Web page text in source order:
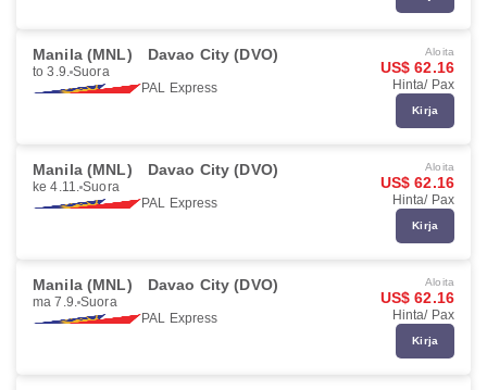
Manila (MNL) Davao City (DVO)
to 3.9. Suora
PAL Express
Aloita
US$ 62.16
Hinta/ Pax
Kirja
Manila (MNL) Davao City (DVO)
ke 4.11. Suora
PAL Express
Aloita
US$ 62.16
Hinta/ Pax
Kirja
Manila (MNL) Davao City (DVO)
ma 7.9. Suora
PAL Express
Aloita
US$ 62.16
Hinta/ Pax
Kirja